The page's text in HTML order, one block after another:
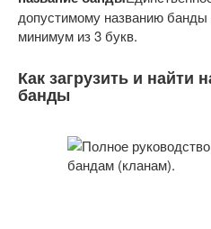
допустимому названию
минимум из 3 букв.
Как загрузить и найти
банды